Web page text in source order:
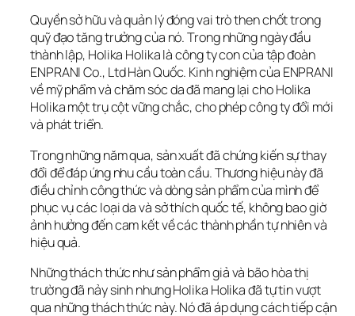
Quyền sở hữu và quản lý đóng vai trò then chốt trong
quỹ đạo tăng trưởng của nó. Trong những ngày đầu
thành lập, Holika Holika là công ty con của tập đoàn
ENPRANI Co., Ltd Hàn Quốc. Kinh nghiệm của ENPRANI
về mỹ phẩm và chăm sóc da đã mang lại cho Holika
Holika một trụ cột vững chắc, cho phép công ty đổi mới
và phát triển.
Trong những năm qua, sản xuất đã chứng kiến ​​sự thay
đổi để đáp ứng nhu cầu toàn cầu. Thương hiệu này đã
điều chỉnh công thức và dòng sản phẩm của mình để
phục vụ các loại da và sở thích quốc tế, không bao giờ
ảnh hưởng đến cam kết về các thành phần tự nhiên và
hiệu quả.
Những thách thức như sản phẩm giả và bão hòa thị
trường đã nảy sinh nhưng Holika Holika đã tự tin vượt
qua những thách thức này. Nó đã áp dụng cách tiếp cận